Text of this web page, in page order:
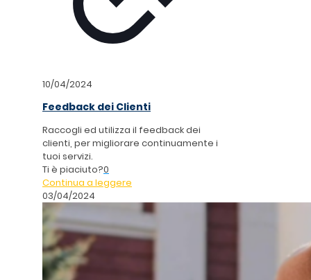
10/04/2024
Feedback dei Clienti
Raccogli ed utilizza il feedback dei
clienti, per migliorare continuamente i
tuoi servizi.
Ti è piaciuto?0
Continua a leggere
03/04/2024